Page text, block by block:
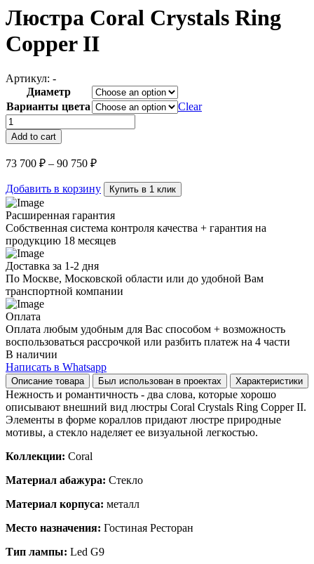
Люстра Coral Crystals Ring
Copper II
Артикул: -
Диаметр
Варианты цвета
Clear
Люстра
Coral
Crystals
Ring
Copper
II
quantity
Add to cart
73 700 ₽ – 90 750 ₽
Добавить в корзину Купить в 1 клик
Расширенная гарантия
Собственная система контроля качества + гарантия на
продукцию 18 месяцев
Доставка за 1-2 дня
По Москве, Московской области или до удобной Вам
транспортной компании
Оплата
Оплата любым удобным для Вас способом + возможность
воспользоваться рассрочкой или разбить платеж на 4 части
В наличии
Написать в Whatsapp
Описание товара Был использован в проектах Характеристики
Нежность и романтичность - два слова, которые хорошо
описывают внешний вид люстры Coral Crystals Ring Copper II.
Элементы в форме кораллов придают люстре природные
мотивы, а стекло наделяет ее визуальной легкостью.
Коллекции: Coral
Материал абажура: Стекло
Материал корпуса: металл
Место назначения: Гостиная Ресторан
Тип лампы: Led G9